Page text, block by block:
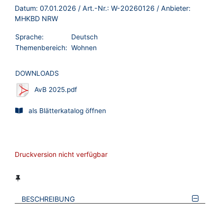
Datum: 07.01.2026 / Art.-Nr.: W-20260126 / Anbieter:
MHKBD NRW
Sprache:
Deutsch
Themenbereich: Wohnen
DOWNLOADS
AvB 2025.pdf
als Blätterkatalog öffnen
Druckversion nicht verfügbar
BESCHREIBUNG